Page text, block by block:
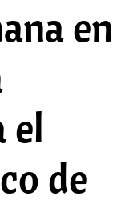
en
el
de